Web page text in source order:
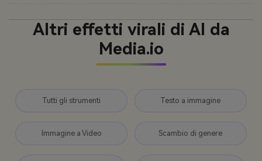
Altri effetti virali di AI da
Media.io
Tutti gli strumenti Testo a immagine
Immagine a Video Scambio di genere